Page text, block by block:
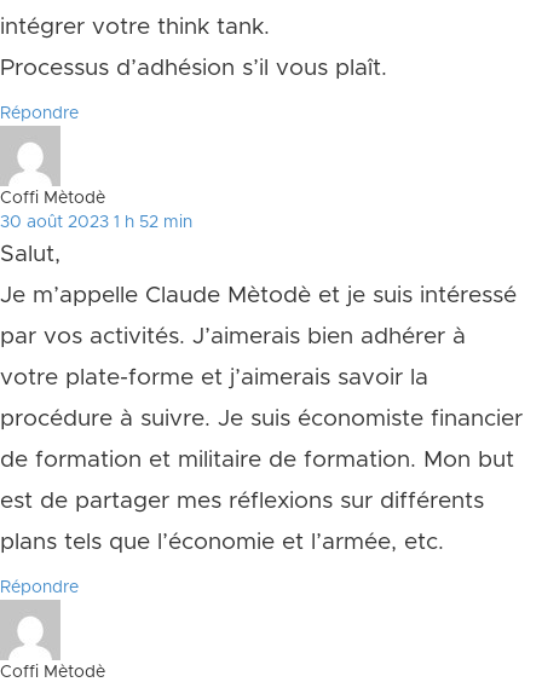
intégrer votre think tank.
Processus d’adhésion s’il vous plaît.
Répondre
Coffi Mètodè
30 août 2023 1 h 52 min
Salut,
Je m’appelle Claude Mètodè et je suis intéressé
par vos activités. J’aimerais bien adhérer à
votre plate-forme et j’aimerais savoir la
procédure à suivre. Je suis économiste financier
de formation et militaire de formation. Mon but
est de partager mes réflexions sur différents
plans tels que l’économie et l’armée, etc.
Répondre
Coffi Mètodè